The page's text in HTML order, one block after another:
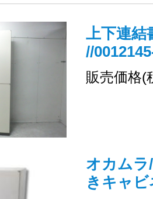
上下連結
//
販売価格(
オカムラ
きキャ